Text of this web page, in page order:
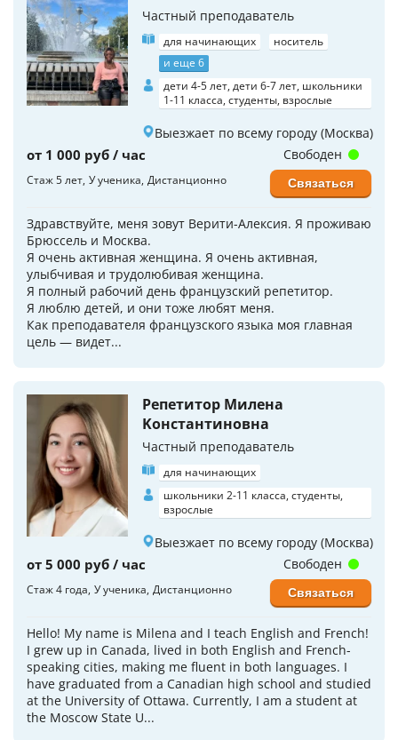
Частный преподаватель
для начинающих
носитель
и еще 6
дети 4-5 лет, дети 6-7 лет, школьники
1-11 класса, студенты, взрослые
Выезжает по всему городу (Москва)
от 1 000 руб / час
Стаж 5 лет У ученика Дистанционно
Здравствуйте, меня зовут Верити-Алексия. Я проживаю
Брюссель и Москва.
Я очень активная женщина. Я очень активная,
улыбчивая и трудолюбивая женщина.
Я полный рабочий день французский репетитор.
Я люблю детей, и они тоже любят меня.
Как преподавателя французского языка моя главная
цель — видет...
Свободен
Связаться
Репетитор Милена
Koнстантиновна
Частный преподаватель
для начинающих
школьники 2-11 класса, студенты,
взрослые
Выезжает по всему городу (Москва)
от 5 000 руб / час
Стаж 4 года У ученика Дистанционно
Hello! My name is Milena and I teach English and French!
I grew up in Canada, lived in both English and French-
speaking cities, making me fluent in both languages. I
have graduated from a Canadian high school and studied
at the University of Ottawa. Currently, I am a student at
the Moscow State U...
Свободен
Связаться